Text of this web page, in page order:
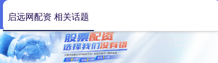
启远网配资 相关话题